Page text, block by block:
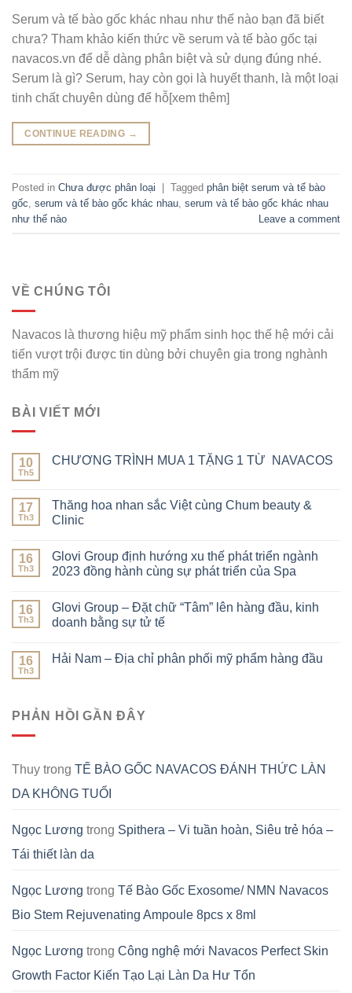
Serum và tế bào gốc khác nhau như thế nào bạn đã biết
chưa? Tham khảo kiến thức về serum và tế bào gốc tại
navacos.vn để dễ dàng phân biệt và sử dụng đúng nhé.
Serum là gì? Serum, hay còn gọi là huyết thanh, là một loại
tinh chất chuyên dùng để hỗ[xem thêm]
CONTINUE READING →
Posted in Chưa được phân loại | Tagged phân biệt serum và tế bào
gốc serum và tế bào gốc khác nhau serum và tế bào gốc khác nhau
như thế nào
Leave a comment
VỀ CHÚNG TÔI
Navacos là thương hiệu mỹ phẩm sinh học thế hệ mới cải
tiến vượt trội được tin dùng bởi chuyên gia trong nghành
thẩm mỹ
BÀI VIẾT MỚI
10
Th5
CHƯƠNG TRÌNH MUA 1 TẶNG 1 TỪ NAVACOS
17
Th3
Thăng hoa nhan sắc Việt cùng Chum beauty &
Clinic
16
Th3
Glovi Group định hướng xu thế phát triển ngành
2023 đồng hành cùng sự phát triển của Spa
16
Th3
Glovi Group – Đặt chữ “Tâm” lên hàng đầu, kinh
doanh bằng sự tử tế
16
Th3
Hải Nam – Địa chỉ phân phối mỹ phẩm hàng đầu
PHẢN HỒI GẦN ĐÂY
Thuy trong TẾ BÀO GỐC NAVACOS ĐÁNH THỨC LÀN
DA KHÔNG TUỔI
Ngọc Lương trong Spithera – Vi tuần hoàn, Siêu trẻ hóa –
Tái thiết làn da
Ngọc Lương trong Tế Bào Gốc Exosome/ NMN Navacos
Bio Stem Rejuvenating Ampoule 8pcs x 8ml
Ngọc Lương trong Công nghệ mới Navacos Perfect Skin
Growth Factor Kiến Tạo Lại Làn Da Hư Tổn